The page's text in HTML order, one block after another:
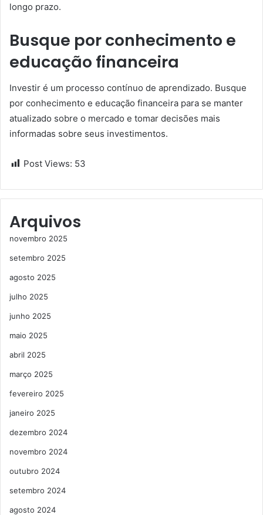
longo prazo.
Busque por conhecimento e
educação financeira
Investir é um processo contínuo de aprendizado. Busque
por conhecimento e educação financeira para se manter
atualizado sobre o mercado e tomar decisões mais
informadas sobre seus investimentos.
Post Views: 53
Arquivos
novembro 2025
setembro 2025
agosto 2025
julho 2025
junho 2025
maio 2025
abril 2025
março 2025
fevereiro 2025
janeiro 2025
dezembro 2024
novembro 2024
outubro 2024
setembro 2024
agosto 2024